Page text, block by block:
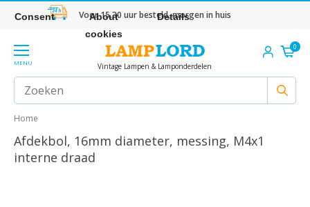
Voor 15.30 uur besteld, morgen in huis
MENU Vintage Lampen & Lamponderdelen
0
Home
Afdekbol, 16mm diameter, messing, M4x1
interne draad
Consent
About
cookies
Details